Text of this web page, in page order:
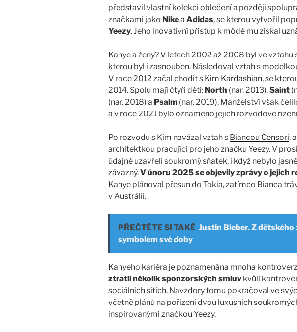
představil vlastní kolekci oblečení a později
značkami jako Nikea Adidas, se kterou vytvořil
Yeezy. Jeho inovativní přístup k módě mu získal
Kanye a ženy? V letech 2002 až 2008 byl ve vztahu
kterou byl i zasnouben. Následoval vztah s
V roce 2012 začal chodit s Kim Kardashian, se
2014. Spolu mají čtyři děti: North (nar. 2013),Saint
(nar. 2018) a Psalm (nar. 2019). Manželství však
a v roce 2021 bylo oznámeno jejich rozvodové
Po rozvodu s Kim navázal vztah s Biancou Censori,
architektkou pracující pro jeho značku Yeezy. V
údajně uzavřeli soukromý sňatek, i když nebylo
závazný.V únoru 2025 se objevily zprávy o jejich
Kanye plánoval přesun do Tokia, zatímco Bianca
v Austrálii.
PŘEČTĚTE SI TAKÉ Justin Bieber. Z dětského
symbolem své doby
Kanyeho kariéra je poznamenána mnoha
ztratil několik sponzorských smluv kvůli
sociálních sítích. Navzdory tomu pokračoval ve
včetně plánů na pořízení dvou luxusních
inspirovanými značkou Yeezy.